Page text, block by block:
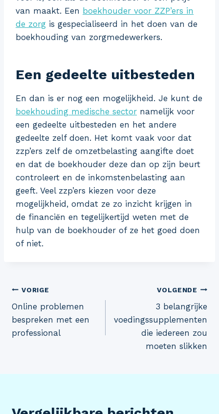
van maakt. Een boekhouder voor ZZP’ers in
de zorg is gespecialiseerd in het doen van de
boekhouding van zorgmedewerkers.
Een gedeelte uitbesteden
En dan is er nog een mogelijkheid. Je kunt de
boekhouding medische sector namelijk voor
een gedeelte uitbesteden en het andere
gedeelte zelf doen. Het komt vaak voor dat
zzp’ers zelf de omzetbelasting aangifte doet
en dat de boekhouder deze dan op zijn beurt
controleert en de inkomstenbelasting aan
geeft. Veel zzp’ers kiezen voor deze
mogelijkheid, omdat ze zo inzicht krijgen in
de financiën en tegelijkertijd weten met de
hulp van de boekhouder of ze het goed doen
of niet.
Bericht
navigatie
VORIGE
Online problemen
bespreken met een
professional
VOLGENDE
3 belangrijke
voedingssupplementen
die iedereen zou
moeten slikken